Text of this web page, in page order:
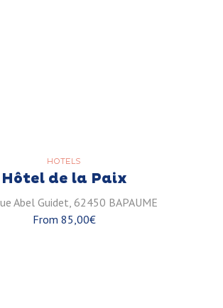
HOTELS
Hôtel de la Paix
Abel Guidet, 62450 BAPAUME
From 85,00€